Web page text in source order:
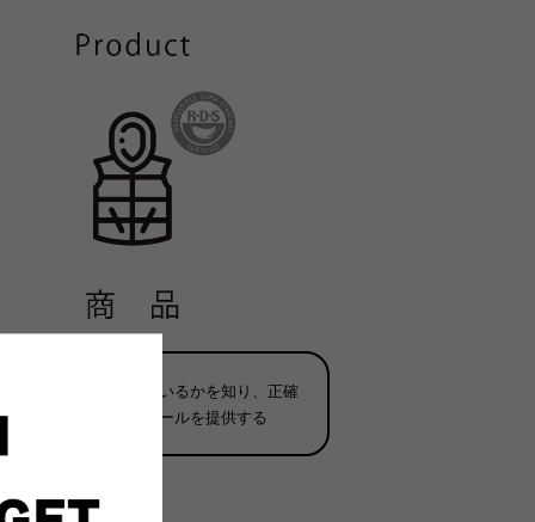
が製品に何が含まれているかを知り、正確
な主張を行うためのツールを提供する